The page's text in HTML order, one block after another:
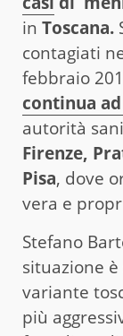
in Toscana.
contagiati
febbraio
continua
autorità
Firenze,
Pisa, dove
vera e
Stefano
situazione
variante
più